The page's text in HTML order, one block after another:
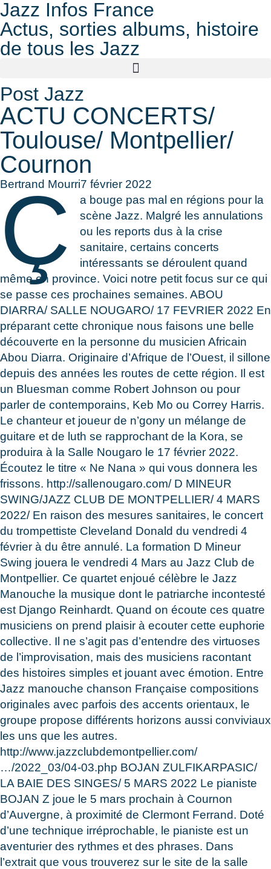
Jazz Infos France
Actus, sorties albums, histoire
de tous les Jazz
Post Jazz
ACTU CONCERTS/
Toulouse/ Montpellier/
Cournon
Bertrand Mourri7 février 2022
Ç
a bouge pas mal en régions pour la
scène Jazz. Malgré les annulations
ou les reports dus à la crise
sanitaire, certains concerts
intéressants se déroulent quand
même en province. Voici notre petit focus sur ce qui
se passe ces prochaines semaines. ABOU
DIARRA/ SALLE NOUGARO/ 17 FEVRIER 2022 En
préparant cette chronique nous faisons une belle
découverte en la personne du musicien Africain
Abou Diarra. Originaire d’Afrique de l’Ouest, il sillone
depuis des années les routes de cette région. Il est
un Bluesman comme Robert Johnson ou pour
parler de contemporains, Keb Mo ou Correy Harris.
Le chanteur et joueur de n’gony un mélange de
guitare et de luth se rapprochant de la Kora, se
produira à la Salle Nougaro le 17 février 2022.
Écoutez le titre « Ne Nana » qui vous donnera les
frissons. http://sallenougaro.com/ D MINEUR
SWING/JAZZ CLUB DE MONTPELLIER/ 4 MARS
2022/ En raison des mesures sanitaires, le concert
du trompettiste Cleveland Donald du vendredi 4
février à du être annulé. La formation D Mineur
Swing jouera le vendredi 4 Mars au Jazz Club de
Montpellier. Ce quartet enjoué célèbre le Jazz
Manouche la musique dont le patriarche incontesté
est Django Reinhardt. Quand on écoute ces quatre
musiciens on prend plaisir à ecouter cette euphorie
collective. Il ne s’agit pas d’entendre des virtuoses
de l’improvisation, mais des musiciens racontant
des histoires simples et jouant avec émotion. Entre
Jazz manouche chanson Française compositions
originales avec parfois des accents orientaux, le
groupe propose différents horizons aussi conviviaux
les uns que les autres.
http://www.jazzclubdemontpellier.com/
…/2022_03/04-03.php BOJAN ZULFIKARPASIC/
LA BAIE DES SINGES/ 5 MARS 2022 Le pianiste
BOJAN Z joue le 5 mars prochain à Cournon
d’Auvergne, à proximité de Clermont Ferrand. Doté
d’une technique irréprochable, le pianiste est un
aventurier des rythmes et des phrases. Dans
l’extrait que vous trouverez sur le site de la salle